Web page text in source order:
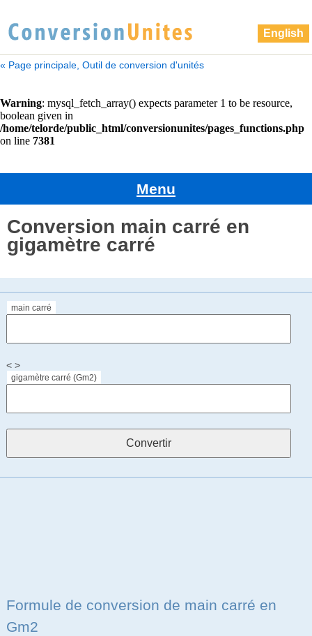
English
« Page principale, Outil de conversion d'unités
Menu
Conversion main carré en
gigamètre carré
main carré
< >
gigamètre carré (Gm2)
Formule de conversion de main carré en
Gm2